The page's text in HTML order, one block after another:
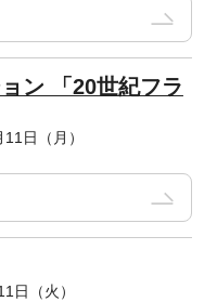
ン 「20世紀フラ
日（月）
日（火）